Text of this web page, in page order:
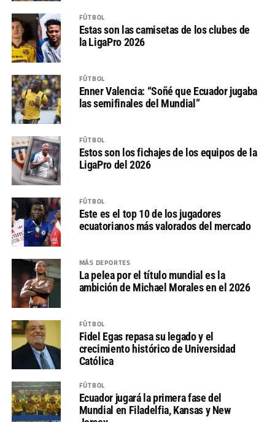
FÚTBOL
Estas son las camisetas de los clubes de
la LigaPro 2026
FÚTBOL
Enner Valencia: “Soñé que Ecuador jugaba
las semifinales del Mundial”
FÚTBOL
Estos son los fichajes de los equipos de la
LigaPro del 2026
FÚTBOL
Este es el top 10 de los jugadores
ecuatorianos más valorados del mercado
MÁS DEPORTES
La pelea por el título mundial es la
ambición de Michael Morales en el 2026
FÚTBOL
Fidel Egas repasa su legado y el
crecimiento histórico de Universidad
Católica
FÚTBOL
Ecuador jugará la primera fase del
Mundial en Filadelfia, Kansas y New